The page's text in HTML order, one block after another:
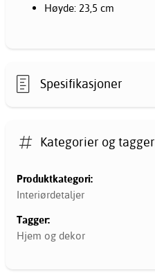
Høyde: 23,5 cm
Spesifikasjoner
Kategorier og tagger
Produktkategori:
Interiørdetaljer
Tagger:
Hjem og dekor